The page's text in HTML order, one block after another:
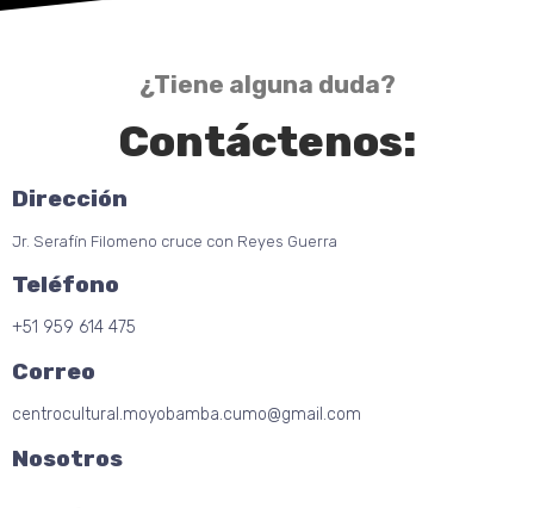
¿Tiene alguna duda?
Contáctenos:
Dirección
Jr. Serafín Filomeno cruce con Reyes Guerra
Teléfono
+51 959 614 475
Correo
centrocultural.moyobamba.cumo@gmail.com
Nosotros